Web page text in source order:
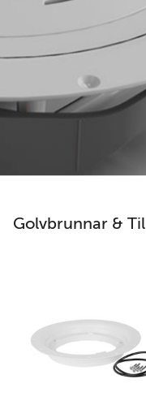
Golvbrunnar &